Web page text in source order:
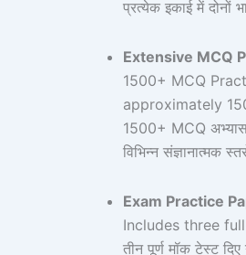
प्रत्येक इकाई में दोनों
Extensive MCQ
1500+ MCQ
approximately
1500+ MCQ
विभिन्न संज्ञानात्मक
Exam Practice
Includes three
तीन पूर्ण मॉक टेस्ट